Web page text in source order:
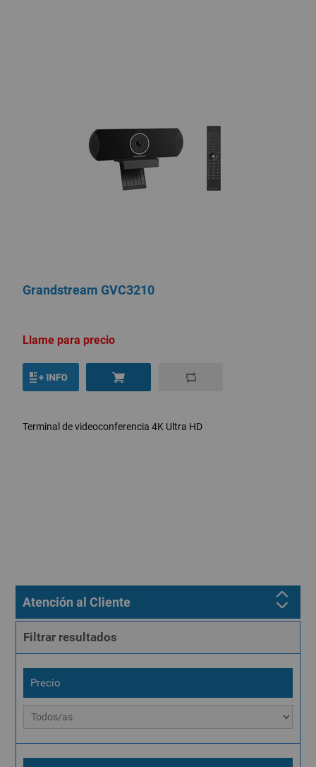
Atención al Cliente
Filtrar resultados
Precio
Grandstream GVC3210
Llame para precio
Terminal de videoconferencia 4K Ultra HD